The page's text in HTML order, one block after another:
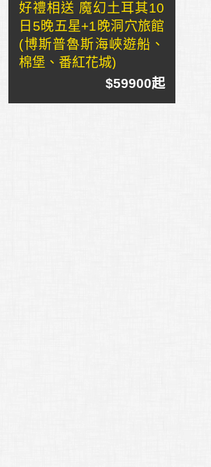
好禮相送 魔幻土耳其10
日5晚五星+1晚洞穴旅館
(博斯普魯斯海峽遊船、
棉堡、番紅花城)
$59900起